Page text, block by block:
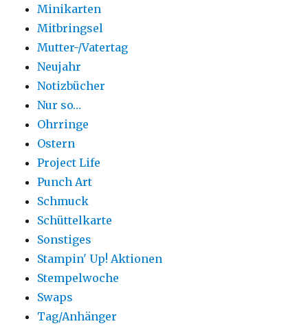
Minikarten
Mitbringsel
Mutter-/Vatertag
Neujahr
Notizbücher
Nur so…
Ohrringe
Ostern
Project Life
Punch Art
Schmuck
Schüttelkarte
Sonstiges
Stampin' Up! Aktionen
Stempelwoche
Swaps
Tag/Anhänger